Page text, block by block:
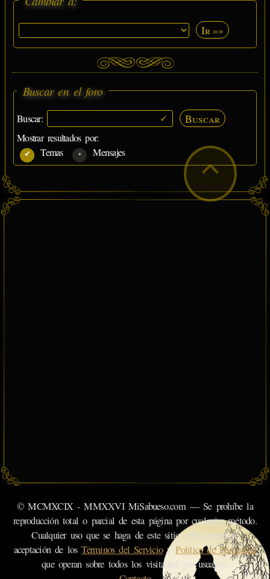
Ir »»
Buscar en el foro
Buscar: Buscar
Mostrar resultados por:
Temas
Mensajes
© MCMXCIX - MMXXVI MiSabueso.com — Se prohíbe la
reproducción total o parcial de esta página por cualquier método.
Cualquier uso que se haga de este sitio web constituye
aceptación de losTérminos del ServicioyPolítica de Privacidad
que operan sobre todos los visitantes y/o usuarios.